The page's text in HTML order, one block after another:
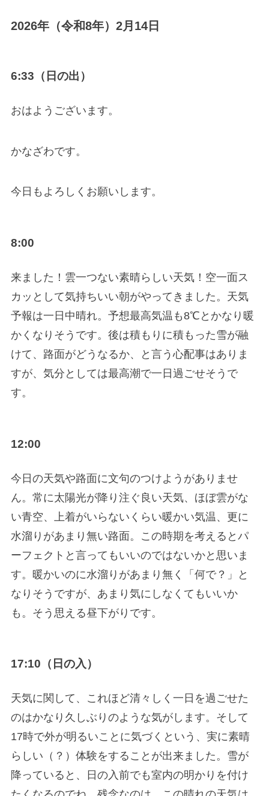
2026年（令和8年）2月14日
6:33（日の出）
おはようございます。
かなざわです。
今日もよろしくお願いします。
8:00
来ました！雲一つない素晴らしい天気！空一面ス
カッとして気持ちいい朝がやってきました。天気
予報は一日中晴れ。予想最高気温も8℃とかなり暖
かくなりそうです。後は積もりに積もった雪が融
けて、路面がどうなるか、と言う心配事はありま
すが、気分としては最高潮で一日過ごせそうで
す。
12:00
今日の天気や路面に文句のつけようがありませ
ん。常に太陽光が降り注ぐ良い天気、ほぼ雲がな
い青空、上着がいらないくらい暖かい気温、更に
水溜りがあまり無い路面。この時期を考えるとパ
ーフェクトと言ってもいいのではないかと思いま
す。暖かいのに水溜りがあまり無く「何で？」と
なりそうですが、あまり気にしなくてもいいか
も。そう思える昼下がりです。
17:10（日の入）
天気に関して、これほど清々しく一日を過ごせた
のはかなり久しぶりのような気がします。そして
17時で外が明るいことに気づくという、実に素晴
らしい（？）体験をすることが出来ました。雪が
降っていると、日の入前でも室内の明かりを付け